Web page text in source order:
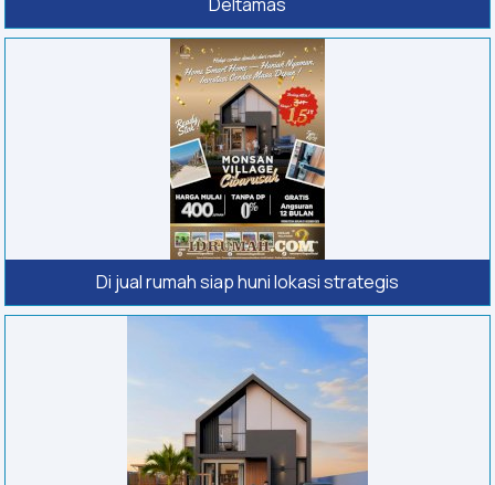
Di jual rumah siap huni lokasi strategis